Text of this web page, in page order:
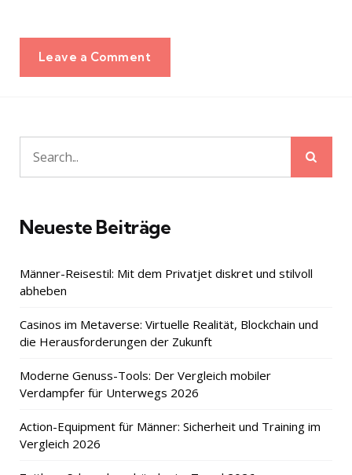
Leave a Comment
Search
for:
Neueste Beiträge
Männer-Reisestil: Mit dem Privatjet diskret und stilvoll
abheben
Casinos im Metaverse: Virtuelle Realität, Blockchain und
die Herausforderungen der Zukunft
Moderne Genuss-Tools: Der Vergleich mobiler
Verdampfer für Unterwegs 2026
Action-Equipment für Männer: Sicherheit und Training im
Vergleich 2026